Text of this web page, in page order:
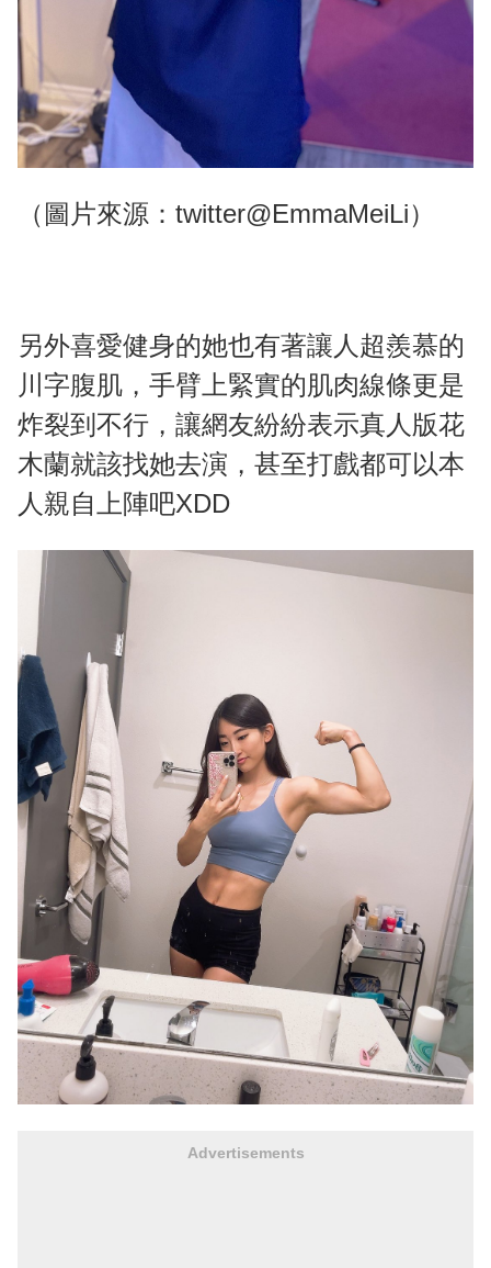
（圖片來源：twitter@EmmaMeiLi）
另外喜愛健身的她也有著讓人超羨慕的
川字腹肌，手臂上緊實的肌肉線條更是
炸裂到不行，讓網友紛紛表示真人版花
木蘭就該找她去演，甚至打戲都可以本
人親自上陣吧XDD
Advertisements